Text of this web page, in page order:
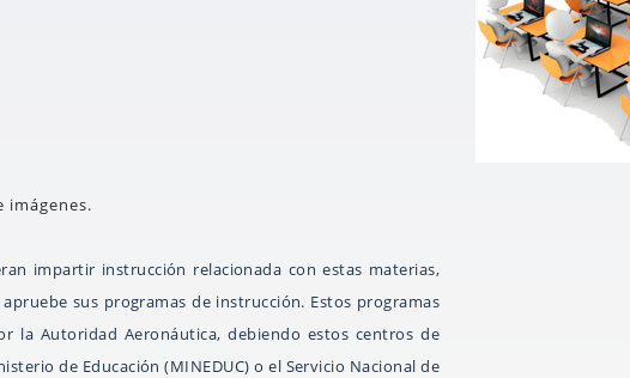
imágenes.
impartir instrucción relacionada con estas materias,
sus programas de instrucción. Estos programas
la Autoridad Aeronáutica, debiendo estos centros de
de Educación (MINEDUC) o el Servicio Nacional de